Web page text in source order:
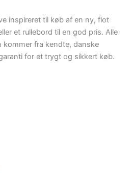
inspireret til køb af en ny, flot
et rullebord til en god pris. Alle
kommer fra kendte, danske
for et trygt og sikkert køb.